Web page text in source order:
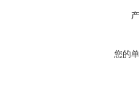
您的